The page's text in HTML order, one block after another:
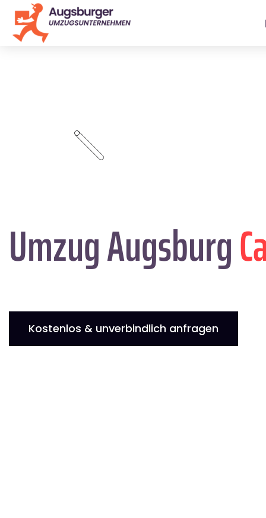
Umzug Augsburg
Kostenlos & unverbindlich anfragen